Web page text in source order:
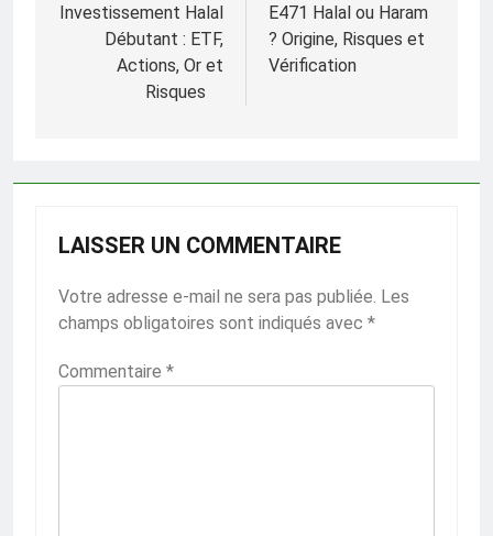
l’article
Investissement Halal
Débutant : ETF,
Actions, Or et
Risques
E471 Halal ou Haram
? Origine, Risques et
Vérification
LAISSER UN COMMENTAIRE
Votre adresse e-mail ne sera pas publiée. Les
champs obligatoires sont indiqués avec *
Commentaire *